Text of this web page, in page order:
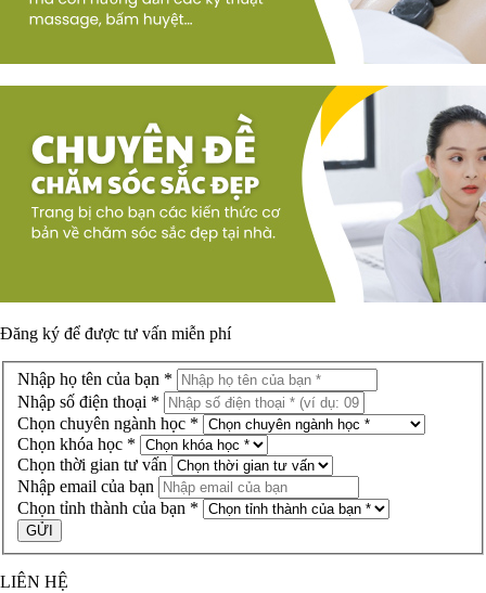
Đăng ký để được tư vấn miễn phí
Nhập họ tên của bạn *
Nhập số điện thoại *
Chọn chuyên ngành học *
Chọn khóa học *
Chọn thời gian tư vấn
Nhập email của bạn
Chọn tỉnh thành của bạn *
LIÊN HỆ